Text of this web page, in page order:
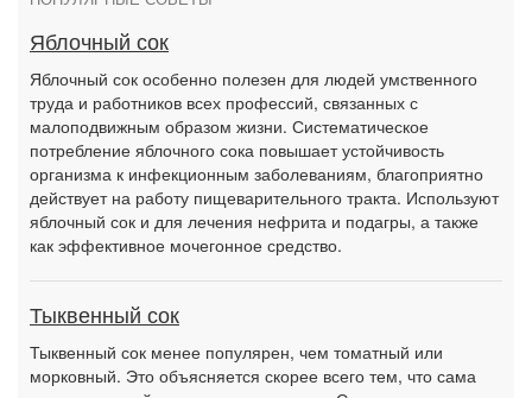
Яблочный сок
Яблочный сок особенно полезен для людей умственного
труда и работников всех профессий, связанных с
малоподвижным образом жизни. Систематическое
потребление яблочного сока повышает устойчивость
организма к инфекционным заболеваниям, благоприятно
действует на работу пищеварительного тракта. Используют
яблочный сок и для лечения нефрита и подагры, а также
как эффективное мочегонное средство.
Тыквенный сок
Тыквенный сок менее популярен, чем томатный или
морковный. Это объясняется скорее всего тем, что сама